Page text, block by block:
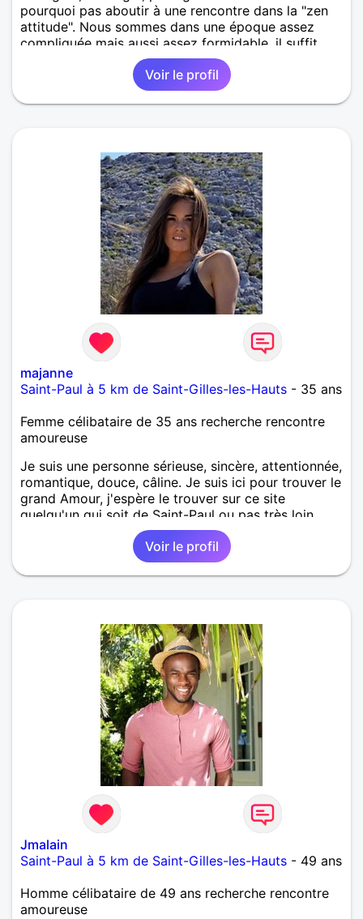
pourquoi pas aboutir à une rencontre dans la "zen
attitude". Nous sommes dans une époque assez
compliquée mais aussi assez formidable, il suffit
juste de m'écrire un petit mot...
Voir le profil
majanne
Saint-Paul à 5 km de Saint-Gilles-les-Hauts - 35 ans
Femme célibataire de 35 ans recherche rencontre
amoureuse
Je suis une personne sérieuse, sincère, attentionnée,
romantique, douce, câline. Je suis ici pour trouver le
grand Amour, j'espère le trouver sur ce site
quelqu'un qui soit de Saint-Paul ou pas très loin.
Voir le profil
Jmalain
Saint-Paul à 5 km de Saint-Gilles-les-Hauts - 49 ans
Homme célibataire de 49 ans recherche rencontre
amoureuse